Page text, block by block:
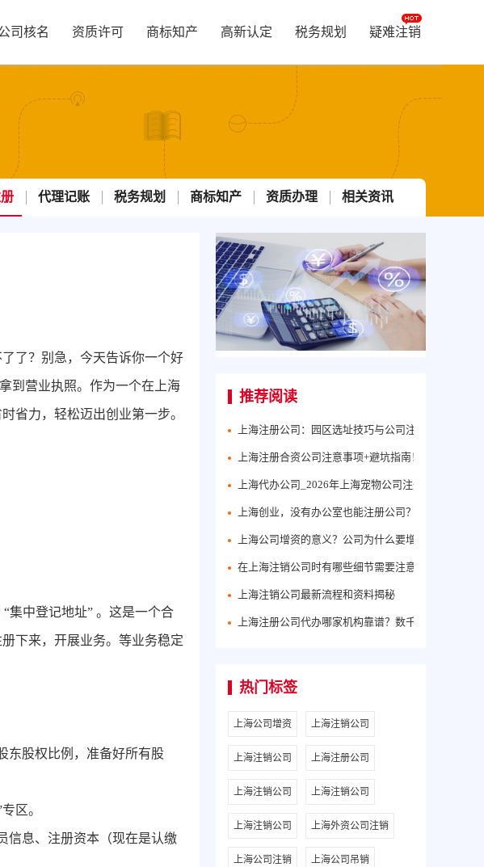
司核名 资质许可 商标知产 高新认定 税务规划 疑难注销
代理记账 税务规划 商标知产 资质办理 相关资讯
了？别急，今天告诉你一个好
到营业执照。作为一个在上海
省力，轻松迈出创业第一步。
集中登记地址” 。这是一个合
下来，开展业务。等业务稳定
东股权比例，准备好所有股
区。
信息、注册资本（现在是认缴
推荐阅读
上海注册公司：园区选址技巧与公司注册资料和流程
上海注册合资公司注意事项+避坑指南！
上海代办公司_2026年上海宠物公司注册流程介绍！
上海创业，没有办公室也能注册公司？2026最新攻略
上海公司增资的意义？公司为什么要增资？代账公司
在上海注销公司时有哪些细节需要注意？
上海注销公司最新流程和资料揭秘
上海注册公司代办哪家机构靠谱？数千家老板的共同
热门标签
上海公司增资 上海注销公司
上海注销公司 上海注册公司
上海注销公司 上海注销公司
上海注销公司 上海外资公司注销
上海公司注销 上海公司吊销